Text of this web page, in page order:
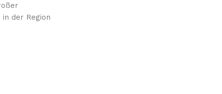
der Region